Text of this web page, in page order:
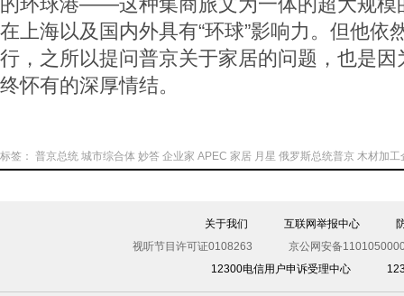
在上海以及国内外具有“环球”影响力。但他依
行，之所以提问普京关于家居的问题，也是
终怀有的深厚情结。
标签： 普京总统 城市综合体 妙答 企业家 APEC 家居 月星 俄罗斯总统普京 木材加工
关于我们 互联网举报中心
视听节目许可证0108263
京公网安备
12300电信用户申诉受理中心